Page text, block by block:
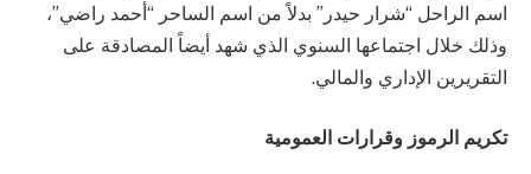
اسم الراحل “شرار حيدر” بدلاً من اسم الساحر “أحمد راضي”،
وذلك خلال اجتماعها السنوي الذي شهد أيضاً المصادقة على
التقريرين الإداري والمالي.
تكريم الرموز وقرارات العمومية